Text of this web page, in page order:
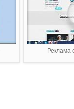
Реклама